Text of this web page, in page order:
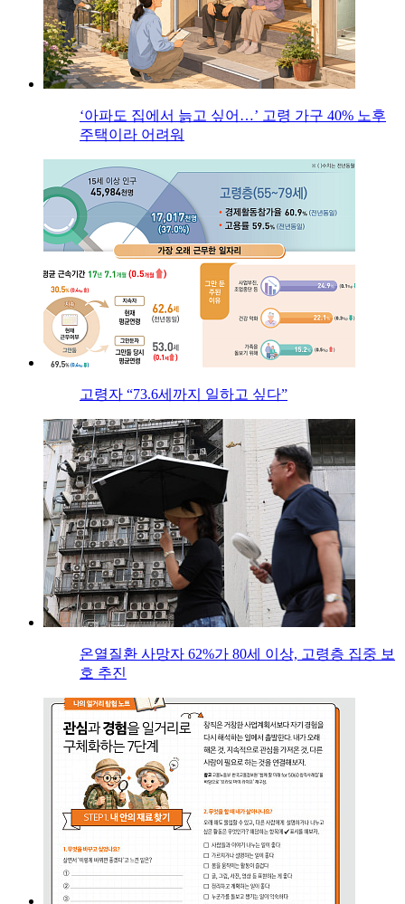
‘아파도 집에서 늙고 싶어…’ 고령 가구 40% 노후
주택이라 어려워
고령자 “73.6세까지 일하고 싶다”
온열질환 사망자 62%가 80세 이상, 고령층 집중 보
호 추진